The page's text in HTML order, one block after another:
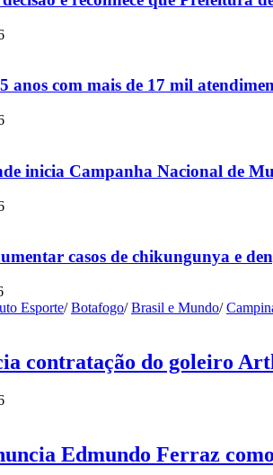
anos com mais de 17 mil
inicia Campanha Nacional de
casos de chikungunya e
Esporte/ Botafogo/ Brasil e Mundo/
contratação do goleiro
Edmundo Ferraz